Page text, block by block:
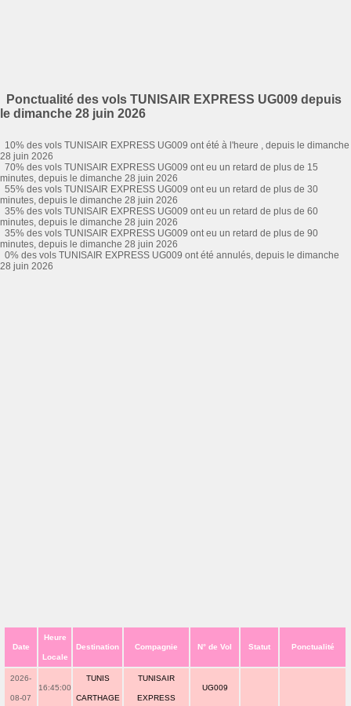
Ponctualité des vols TUNISAIR EXPRESS UG009 depuis
le dimanche 28 juin 2026
10% des vols TUNISAIR EXPRESS UG009 ont été à l'heure , depuis le dimanche
28 juin 2026
70% des vols TUNISAIR EXPRESS UG009 ont eu un retard de plus de 15
minutes, depuis le dimanche 28 juin 2026
55% des vols TUNISAIR EXPRESS UG009 ont eu un retard de plus de 30
minutes, depuis le dimanche 28 juin 2026
35% des vols TUNISAIR EXPRESS UG009 ont eu un retard de plus de 60
minutes, depuis le dimanche 28 juin 2026
35% des vols TUNISAIR EXPRESS UG009 ont eu un retard de plus de 90
minutes, depuis le dimanche 28 juin 2026
0% des vols TUNISAIR EXPRESS UG009 ont été annulés, depuis le dimanche
28 juin 2026
Date
Heure
Locale
Destination Compagnie N° de Vol Statut Ponctualité
2026-
08-07
16:45:00
TUNIS
CARTHAGE
TUNISAIR
EXPRESS
UG009